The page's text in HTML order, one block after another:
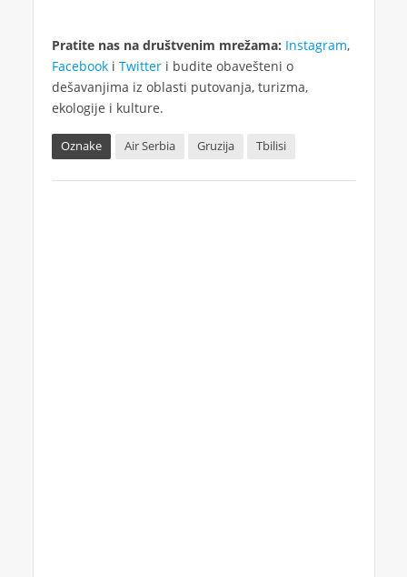
Pratite nas na društvenim mrežama: Instagram,
Facebooki Twitteri budite obavešteni o
dešavanjima iz oblasti putovanja, turizma,
ekologije i kulture.
Oznake Air Serbia Gruzija Tbilisi